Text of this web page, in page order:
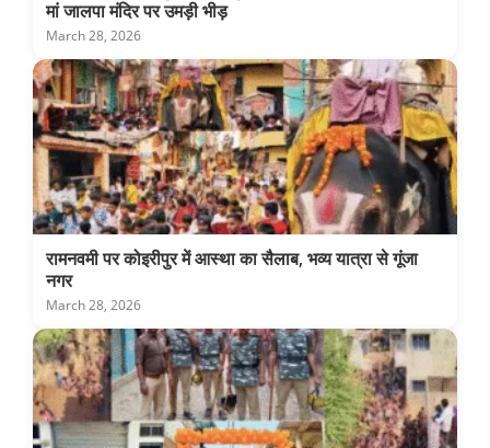
मां जालपा मंदिर पर उमड़ी भीड़
March 28, 2026
रामनवमी पर कोइरीपुर में आस्था का सैलाब, भव्य यात्रा से गूंजा
नगर
March 28, 2026